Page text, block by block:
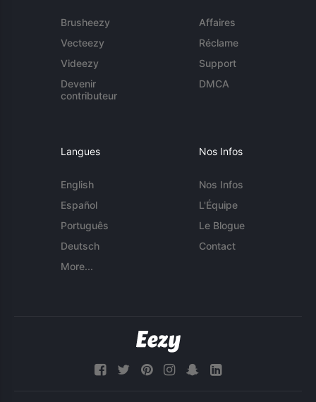
Brusheezy
Vecteezy
Videezy
Devenir
contributeur
Affaires
Réclame
Support
DMCA
Langues
English
Español
Português
Deutsch
More...
Nos Infos
Nos Infos
L'Équipe
Le Blogue
Contact